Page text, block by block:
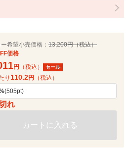
希望小売価格： 13,200円（税込）
価格
円 （税込） セール
り 110.2円 （税込）
(505pt)
れ
カートに入れる